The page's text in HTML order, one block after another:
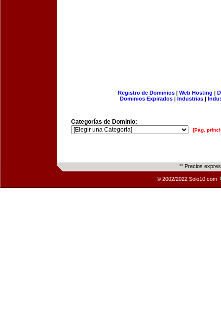
Registro de Dominios| Web Hosting |
Dominios Expirados | Industrias |
Categorías de Dominio:
[Pág.
** Precios
© 2002/2022 Solo10.com